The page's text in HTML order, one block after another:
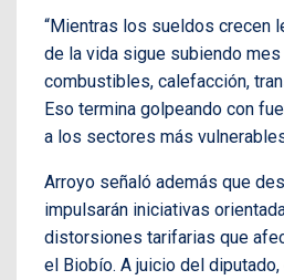
“Mientras los sueldos crecen
de la vida sigue subiendo
combustibles, calefacción,
Eso termina golpeando con
a los sectores más
Arroyo señaló además que
impulsarán iniciativas
distorsiones tarifarias que
el Biobío. A juicio del